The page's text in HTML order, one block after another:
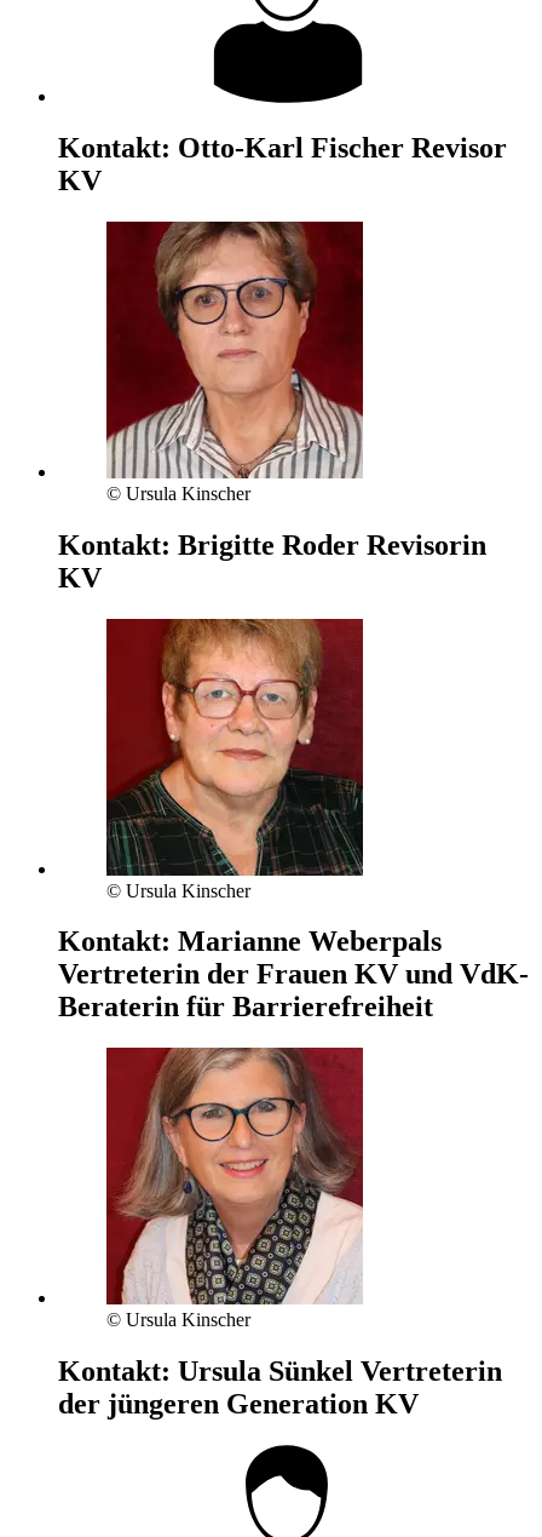
Kontakt: Otto-Karl Fischer Revisor
KV
© Ursula Kinscher
Kontakt: Brigitte Roder Revisorin
KV
© Ursula Kinscher
Kontakt: Marianne Weberpals
Vertreterin der Frauen KV und VdK-
Beraterin für Barrierefreiheit
© Ursula Kinscher
Kontakt: Ursula Sünkel Vertreterin
der jüngeren Generation KV